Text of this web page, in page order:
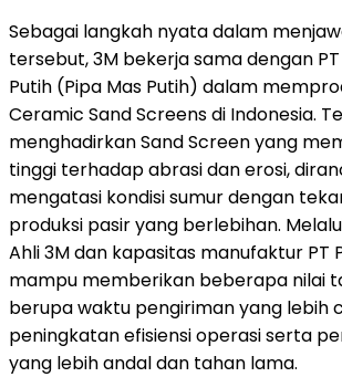
Sebagai langkah nyata dalam
tersebut, 3M bekerja sama dengan
Putih (Pipa Mas Putih) dalam
Ceramic Sand Screens di Indonesia.
menghadirkan Sand Screen yang
tinggi terhadap abrasi dan erosi,
mengatasi kondisi sumur dengan
produksi pasir yang berlebihan.
Ahli3Mdan kapasitas manufaktur PT
mampu memberikan beberapa nilai
berupa waktu pengiriman yang lebih
peningkatan efisiensi operasi serta
yang lebih andal dan tahan lama.